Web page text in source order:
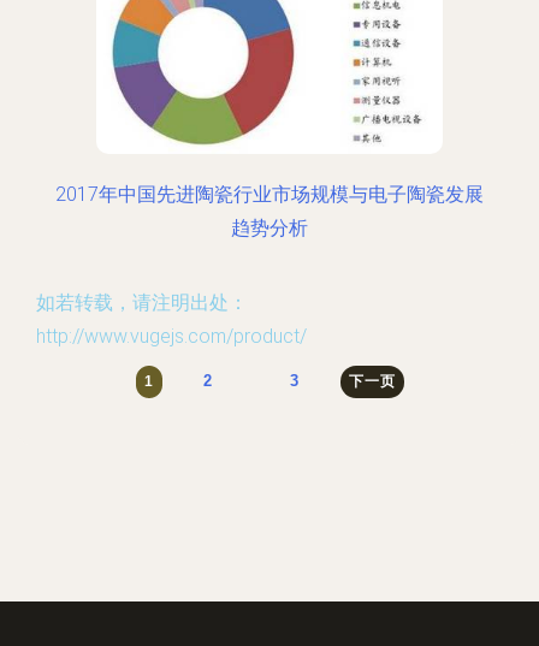
2017年中国先进陶瓷行业市场规模与电子陶瓷发展
趋势分析
如若转载，请注明出处：
http://www.vugejs.com/product/
1 2 3 下一页